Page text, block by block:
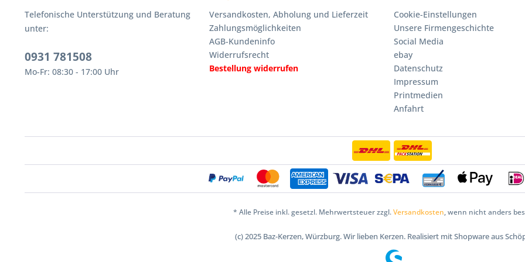
Telefonische Unterstützung und Beratung
unter:
0931 781508
Mo-Fr: 08:30 - 17:00 Uhr
Versandkosten, Abholung und Lieferzeit
Zahlungsmöglichkeiten
AGB-Kundeninfo
Widerrufsrecht
Bestellung widerrufen
Cookie-Einstellungen
Unsere Firmengeschichte
Social Media
ebay
Datenschutz
Impressum
Printmedien
Anfahrt
* Alle Preise inkl. gesetzl. Mehrwertsteuer zzgl.Versandkosten, wenn nicht anders
(c) 2025 Baz-Kerzen, Würzburg. Wir lieben Kerzen. Realisiert mit Shopware aus